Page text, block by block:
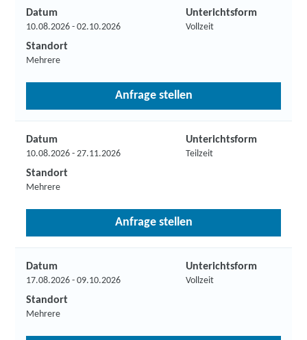
Datum
10.08.2026 - 02.10.2026
Unterichtsform
Vollzeit
Standort
Mehrere
Anfrage stellen
Datum
10.08.2026 - 27.11.2026
Unterichtsform
Teilzeit
Standort
Mehrere
Anfrage stellen
Datum
17.08.2026 - 09.10.2026
Unterichtsform
Vollzeit
Standort
Mehrere